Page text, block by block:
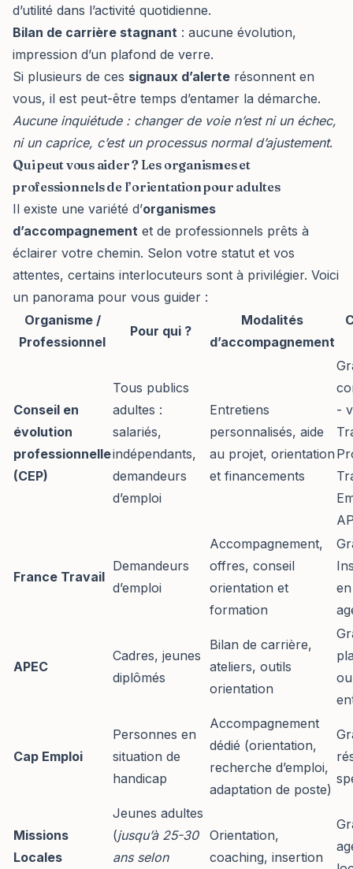
d’utilité dans l’activité quotidienne.
Bilan de carrière stagnant : aucune évolution,
impression d’un plafond de verre.
Si plusieurs de ces signaux d’alerte résonnent en
vous, il est peut-être temps d’entamer la démarche.
Aucune inquiétude : changer de voie n’est ni un échec,
ni un caprice, c’est un processus normal d’ajustement.
Qui peut vous aider ? Les organismes et
professionnels de l’orientation pour adultes
Il existe une variété d’organismes
d’accompagnement et de professionnels prêts à
éclairer votre chemin. Selon votre statut et vos
attentes, certains interlocuteurs sont à privilégier. Voici
un panorama pour vous guider :
Organisme /
Professionnel
Pour qui ?
Modalités
d’accompagnement
Conseil en
évolution
professionnelle
(CEP)
Tous publics
adultes :
salariés,
indépendants,
demandeurs
d’emploi
Entretiens
personnalisés, aide
au projet, orientation
et financements
-
France Travail
Demandeurs
d’emploi
Accompagnement,
offres, conseil
orientation et
formation
APEC
Cadres, jeunes
diplômés
Bilan de carrière,
ateliers, outils
orientation
ou
Cap Emploi
Personnes en
situation de
handicap
Accompagnement
dédié (orientation,
recherche d’emploi,
adaptation de poste)
Missions
Locales
Jeunes adultes
(jusqu’à 25-30
ans selon
Orientation,
coaching, insertion